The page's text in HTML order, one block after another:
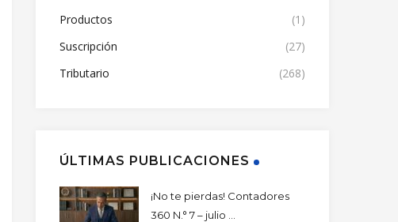
Productos
(1)
Suscripción
(27)
Tributario
(268)
ÚLTIMAS PUBLICACIONES
¡No te pierdas! Contadores
360 N.° 7 – julio ...